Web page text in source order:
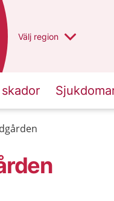
Du har valt region
Välj en annan
region